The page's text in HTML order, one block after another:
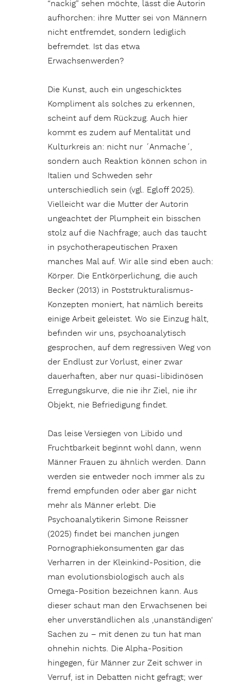
“nackig” sehen möchte, lässt die Autorin
aufhorchen: ihre Mutter sei von Männern
nicht entfremdet, sondern lediglich
befremdet. Ist das etwa
Erwachsenwerden?
Die Kunst, auch ein ungeschicktes
Kompliment als solches zu erkennen,
scheint auf dem Rückzug. Auch hier
kommt es zudem auf Mentalität und
Kulturkreis an: nicht nur ´Anmache´,
sondern auch Reaktion können schon in
Italien und Schweden sehr
unterschiedlich sein (vgl. Egloff 2025).
Vielleicht war die Mutter der Autorin
ungeachtet der Plumpheit ein bisschen
stolz auf die Nachfrage; auch das taucht
in psychotherapeutischen Praxen
manches Mal auf. Wir alle sind eben auch:
Körper. Die Entkörperlichung, die auch
Becker (2013) in Poststrukturalismus-
Konzepten moniert, hat nämlich bereits
einige Arbeit geleistet. Wo sie Einzug hält,
befinden wir uns, psychoanalytisch
gesprochen, auf dem regressiven Weg von
der Endlust zur Vorlust, einer zwar
dauerhaften, aber nur quasi-libidinösen
Erregungskurve, die nie ihr Ziel, nie ihr
Objekt, nie Befriedigung findet.
Das leise Versiegen von Libido und
Fruchtbarkeit beginnt wohl dann, wenn
Männer Frauen zu ähnlich werden. Dann
werden sie entweder noch immer als zu
fremd empfunden oder aber gar nicht
mehr als Männer erlebt. Die
Psychoanalytikerin Simone Reissner
(2025) findet bei manchen jungen
Pornographiekonsumenten gar das
Verharren in der Kleinkind-Position, die
man evolutionsbiologisch auch als
Omega-Position bezeichnen kann. Aus
dieser schaut man den Erwachsenen bei
eher unverständlichen als ‚unanständigen‘
Sachen zu – mit denen zu tun hat man
ohnehin nichts. Die Alpha-Position
hingegen, für Männer zur Zeit schwer in
Verruf, ist in Debatten nicht gefragt; wer